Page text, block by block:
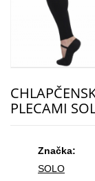
PLECAMI
Značka:
SOLO